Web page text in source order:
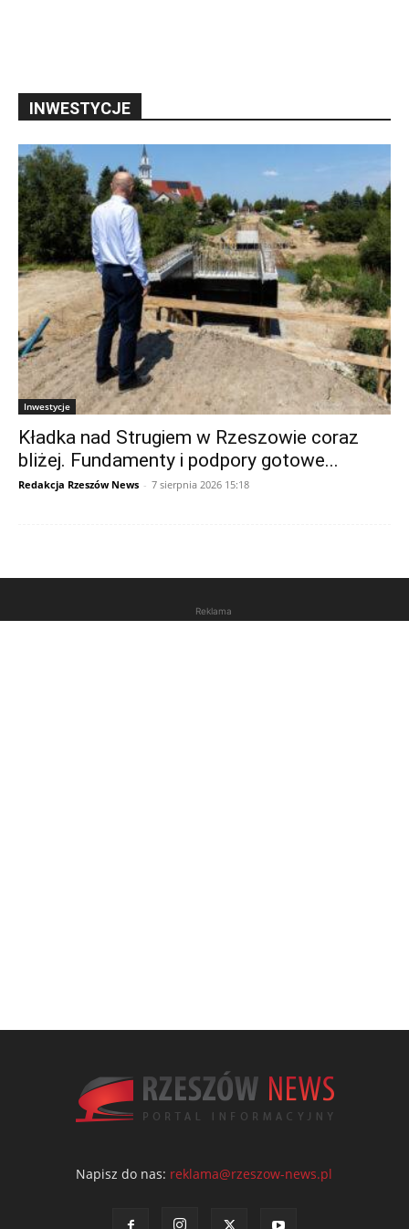
INWESTYCJE
Inwestycje
Kładka nad Strugiem w Rzeszowie coraz
bliżej. Fundamenty i podpory gotowe...
Redakcja Rzeszów News - 7 sierpnia 2026 15:18
Reklama
Napisz do nas: reklama@rzeszow-news.pl